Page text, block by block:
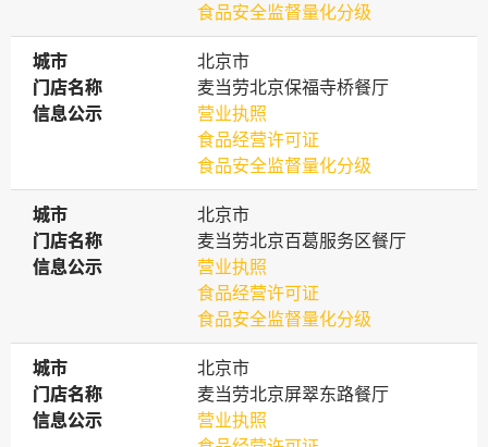
食品安全监督量化分级
城市
城市
北京市
门店名称
门店名称
麦当劳北京保福寺桥餐厅
信息公示
信息公示
营业执照
食品经营许可证
食品安全监督量化分级
城市
城市
北京市
门店名称
门店名称
麦当劳北京百葛服务区餐厅
信息公示
信息公示
营业执照
食品经营许可证
食品安全监督量化分级
城市
城市
北京市
门店名称
门店名称
麦当劳北京屏翠东路餐厅
信息公示
信息公示
营业执照